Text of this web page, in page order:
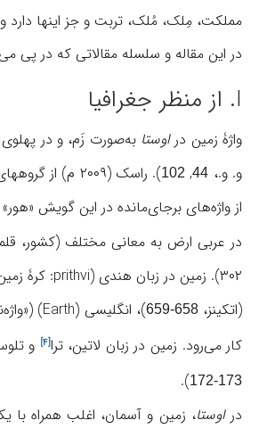
مملکت، مِلک، مُلک، تربت و جز اینها دارد
در این مقاله و سلسله مقالاتی که در پی
I. از منظر جغرافیا
واژۀ زمین دراوستا
و. و.، 44
,
102
). راسک
از واژه‌های برجای‌مانده در این گویش
در عربی ارض به معانی مختلف (کشور،
۳۰۲). زمین در زبان هندی (prithvi: کرۀ زمین)، صور مختلف و معانی بسیار متعددی دارد (مک‌گرگور،
(اتکینز،658-659 )، انگلیسی (Earth) («
کار می‌رود. زمین در زبان لاتین،ترا[۴] و
173-172
).
دراوستا، زمین و آسمان، اغلب همراه با